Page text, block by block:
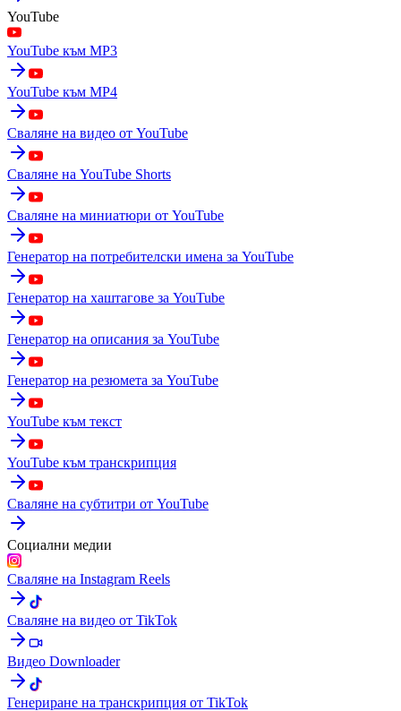
YouTube
YouTube към MP3
YouTube към MP4
Сваляне на видео от YouTube
Сваляне на YouTube Shorts
Сваляне на миниатюри от YouTube
Генератор на потребителски имена за YouTube
Генератор на хаштагове за YouTube
Генератор на описания за YouTube
Генератор на резюмета за YouTube
YouTube към текст
YouTube към транскрипция
Сваляне на субтитри от YouTube
Социални медии
Сваляне на Instagram Reels
Сваляне на видео от TikTok
Видео Downloader
Генериране на транскрипция от TikTok